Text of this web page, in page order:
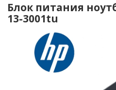
Блок питания
13-3001tu